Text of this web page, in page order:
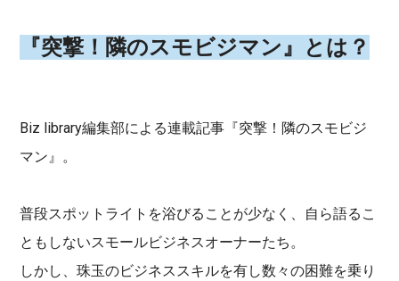
『突撃！隣のスモビジマン』とは？
Biz library編集部による連載記事『突撃！隣のスモビジ
マン』。
普段スポットライトを浴びることが少なく、自ら語るこ
ともしないスモールビジネスオーナーたち。
しかし、珠玉のビジネススキルを有し数々の困難を乗り